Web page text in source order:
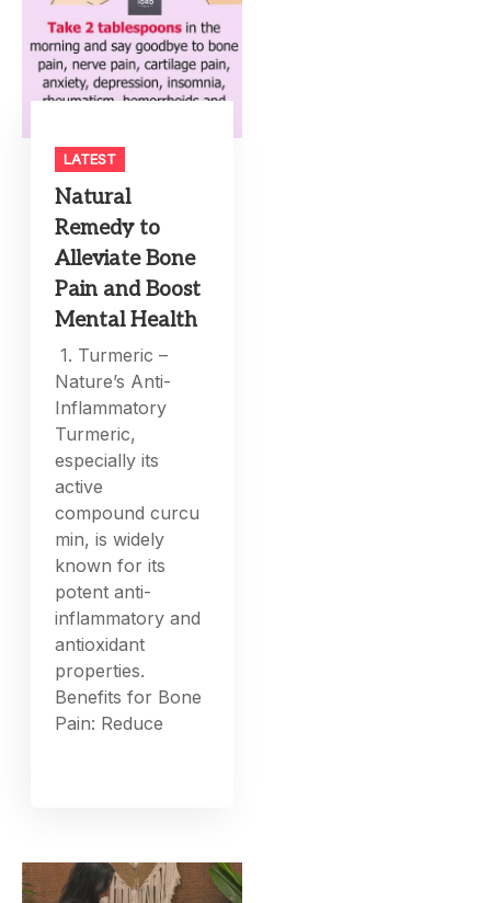
LATEST
Natural
Remedy to
Alleviate Bone
Pain and Boost
Mental Health
1. Turmeric –
Nature’s Anti-
Inflammatory
Turmeric,
especially its
active
compound curcu
min, is widely
known for its
potent anti-
inflammatory and
antioxidant
properties.
Benefits for Bone
Pain: Reduce